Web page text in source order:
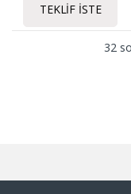
TEKLIF İSTE
32